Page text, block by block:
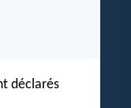
déclarés